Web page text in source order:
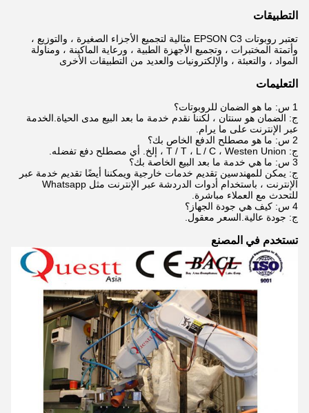
التطبيقات
تعتبر روبوتات EPSON C3 مثالية لتجميع الأجزاء الصغيرة ، والتوزيع ،
وأتمتة المختبرات ، وتجميع الأجهزة الطبية ، ورعاية الماكينة ، ومناولة
المواد ، والتعبئة ، والإلكترونيات والعديد من التطبيقات الأخرى
التعليمات
1 س: ما هو الضمان للروبوتات؟
ج: الضمان هو سنتان ، لكننا نقدم خدمة ما بعد البيع مدى الحياة.الخدمة
عبر الإنترنت على ما يرام.
2 س: ما هو مصطلح الدفع الخاص بك؟
ج: T / T ، L / C ، Westen Union ، إلخ. أي مصطلح دفع تفضله.
3 س: ما هي خدمة ما بعد البيع الخاصة بك؟
ج: يمكن للمهندسين تقديم خدمات خارجية ويمكننا أيضًا تقديم خدمة عبر
الإنترنت ، باستخدام أدوات الدردشة عبر الإنترنت مثل Whatsapp
للتحدث مع العملاء مباشرة.
4 س: كيف هي جودة الجهاز؟
ج: جودة عالية.السعر معقول.
تستخدم في المصنع